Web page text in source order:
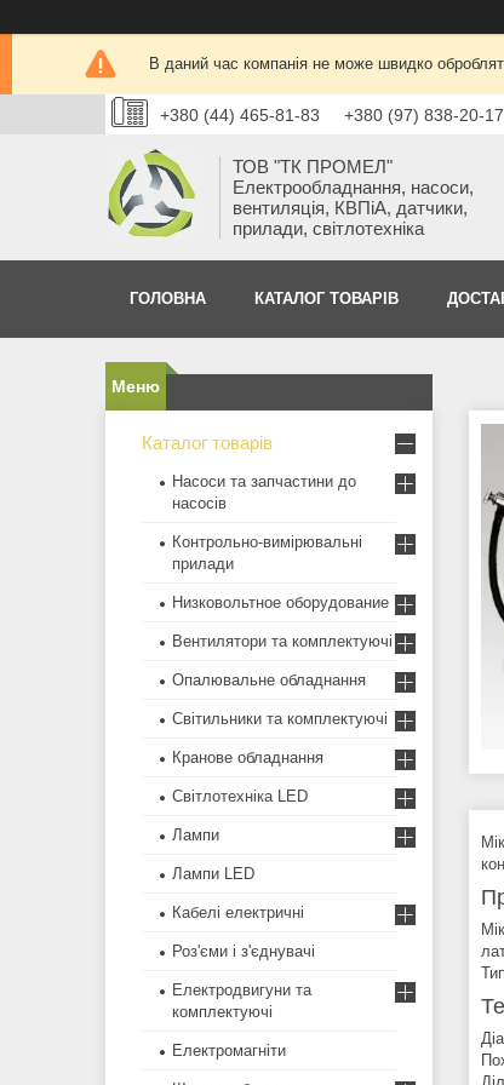
В даний час компанія не може швидко
+380 (44) 465-81-83 +380 (97) 838-20-17
ТОВ "ТК ПРОМЕЛ"
Електрообладнання, насоси,
вентиляція, КВПіА, датчики,
прилади, світлотехніка
ГОЛОВНА КАТАЛОГ ТОВАРІВ
Каталог товарів
Насоси та запчастини до
насосів
Контрольно-вимірювальні
прилади
Низковольтное оборудование
Вентилятори та комплектуючі
Опалювальне обладнання
Світильники та комплектуючі
Кранове обладнання
Світлотехніка LED
Лампи
Лампи LED
Кабелі електричні
Роз'єми і з'єднувачі
Електродвигуни та
комплектуючі
Електромагніти